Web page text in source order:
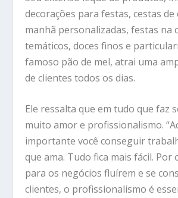
decorações para festas, cestas de
manhã personalizadas, festas na
temáticos, doces finos e
famoso pão de mel, atrai uma
de clientes todos os dias.
Ele ressalta que em tudo que faz
muito amor e profissionalismo.
importante você conseguir
que ama. Tudo fica mais fácil. Por
para os negócios fluírem e se
clientes, o profissionalismo é